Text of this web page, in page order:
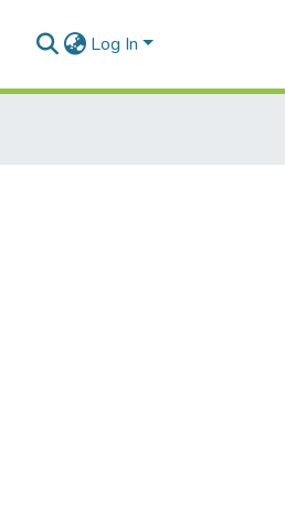
Log In